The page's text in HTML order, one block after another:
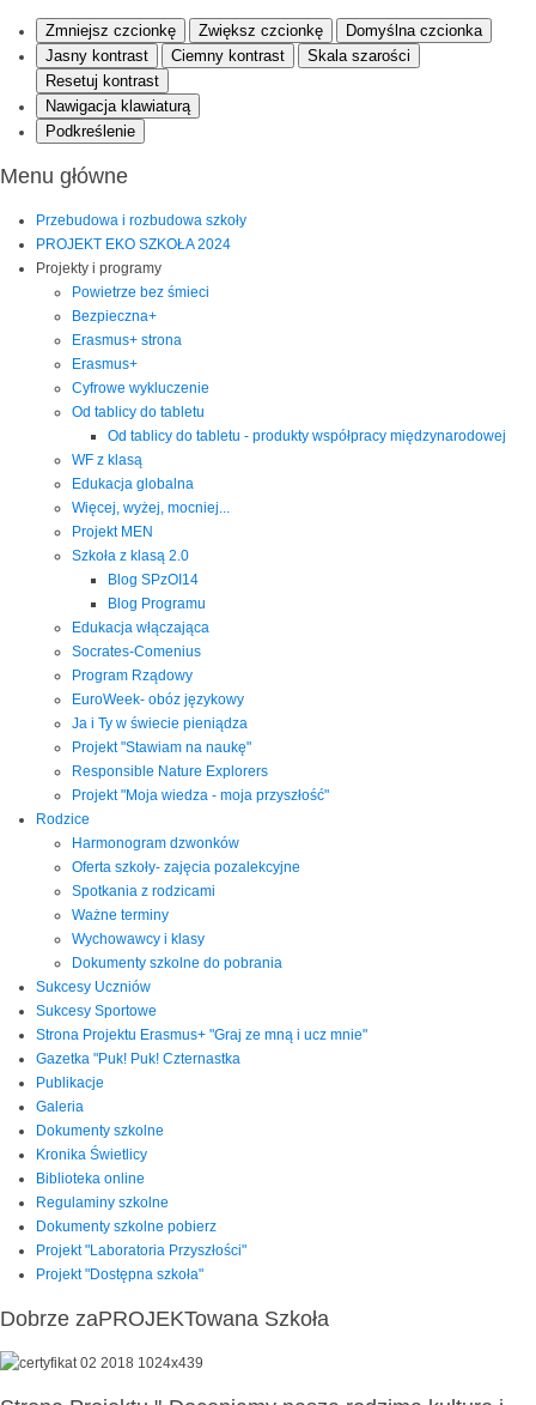
Zmniejsz czcionkę Zwiększ czcionkę
Domyślna czcionka
Jasny kontrast
Ciemny kontrast
Skala szarości
Resetuj kontrast
Nawigacja klawiaturą
Podkreślenie
Menu główne
Przebudowa i rozbudowa szkoły
PROJEKT EKO SZKOŁA 2024
Projekty i programy
Powietrze bez śmieci
Bezpieczna+
Erasmus+ strona
Erasmus+
Cyfrowe wykluczenie
Od tablicy do tabletu
Od tablicy do tabletu - produkty współpracy międzynarodowej
WF z klasą
Edukacja globalna
Więcej, wyżej, mocniej...
Projekt MEN
Szkoła z klasą 2.0
Blog SPzOI14
Blog Programu
Edukacja włączająca
Socrates-Comenius
Program Rządowy
EuroWeek- obóz językowy
Ja i Ty w świecie pieniądza
Projekt "Stawiam na naukę"
Responsible Nature Explorers
Projekt "Moja wiedza - moja przyszłość"
Rodzice
Harmonogram dzwonków
Oferta szkoły- zajęcia pozalekcyjne
Spotkania z rodzicami
Ważne terminy
Wychowawcy i klasy
Dokumenty szkolne do pobrania
Sukcesy Uczniów
Sukcesy Sportowe
Strona Projektu Erasmus+ "Graj ze mną i ucz mnie"
Gazetka "Puk! Puk! Czternastka
Publikacje
Galeria
Dokumenty szkolne
Kronika Świetlicy
Biblioteka online
Regulaminy szkolne
Dokumenty szkolne pobierz
Projekt "Laboratoria Przyszłości"
Projekt "Dostępna szkoła"
Dobrze zaPROJEKTowana Szkoła